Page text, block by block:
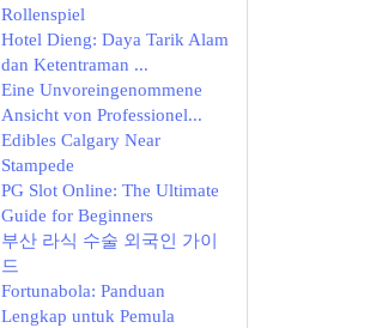
Rollenspiel
Hotel Dieng: Daya Tarik Alam
dan Ketentraman ...
Eine Unvoreingenommene
Ansicht von Professionel...
Edibles Calgary Near
Stampede
PG Slot Online: The Ultimate
Guide for Beginners
부산 라식 수술 외국인 가이
드
Fortunabola: Panduan
Lengkap untuk Pemula